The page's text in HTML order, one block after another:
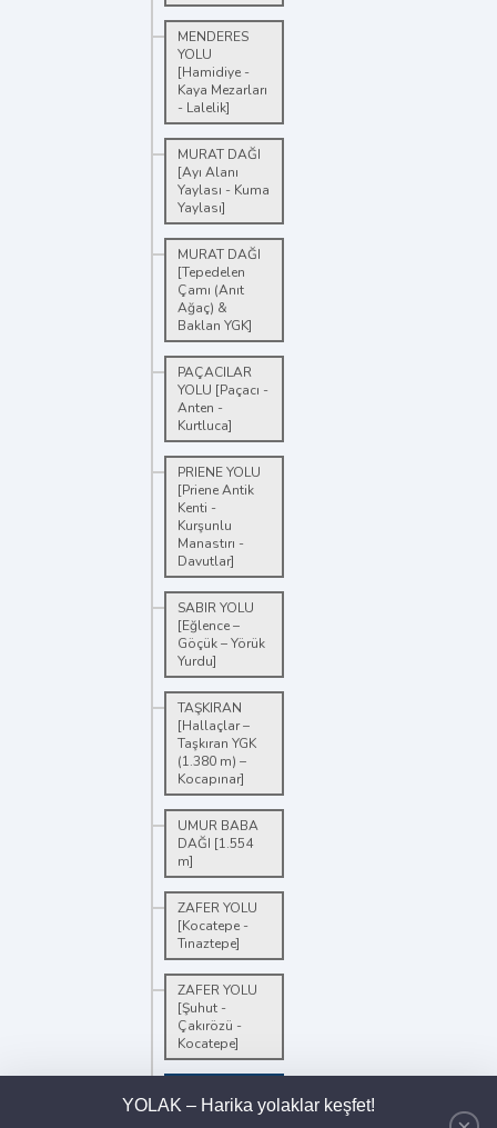
MENDERES
YOLU
[Hamidiye -
Kaya Mezarları
- Lalelik]
MURAT DAĞI
[Ayı Alanı
Yaylası - Kuma
Yaylası]
MURAT DAĞI
[Tepedelen
Çamı (Anıt
Ağaç) &
Baklan YGK]
PAÇACILAR
YOLU [Paçacı -
Anten -
Kurtluca]
PRIENE YOLU
[Priene Antik
Kenti -
Kurşunlu
Manastırı -
Davutlar]
SABIR YOLU
[Eğlence –
Göçük – Yörük
Yurdu]
TAŞKIRAN
[Hallaçlar –
Taşkıran YGK
(1.380 m) –
Kocapınar]
UMUR BABA
DAĞI [1.554
m]
ZAFER YOLU
[Kocatepe -
Tınaztepe]
ZAFER YOLU
[Şuhut -
Çakırözü -
Kocatepe]
Dağ
Bisikleti
YOLAK – Harika yolaklar keşfet!